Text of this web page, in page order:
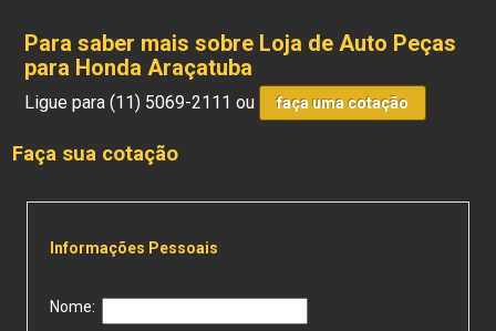
Para saber mais sobre Loja de Auto Peças
para Honda Araçatuba
Ligue para(11) 5069-2111 ou faça uma cotação
Faça sua cotação
Informações Pessoais
Nome: